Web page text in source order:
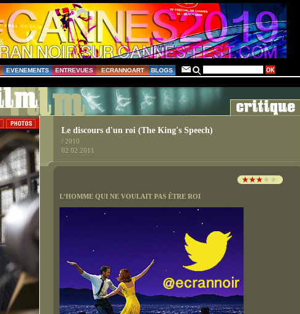
EVENEMENTS ENTREVUES ECRANNOART BLOGS
Le discours d'un roi (The King's Speech)
/ 2010
02.02.2011
L’HOMME QUI NE VOULAIT PAS ÊTRE ROI